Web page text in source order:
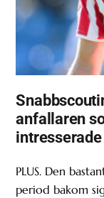
anfallaren
PLUS. Den
period bakom